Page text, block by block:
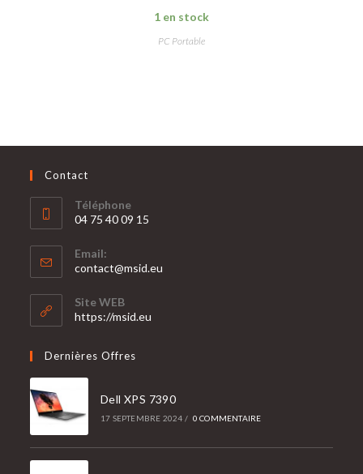
1 en stock
PC Portable
Contact
Téléphone
04 75 40 09 15
dans
votre
application
Email:
contact@msid.eu
Site WEB
https://msid.eu
Dernières Offres
Dell XPS 7390
17 SEPTEMBRE 2024 / 0 COMMENTAIRE